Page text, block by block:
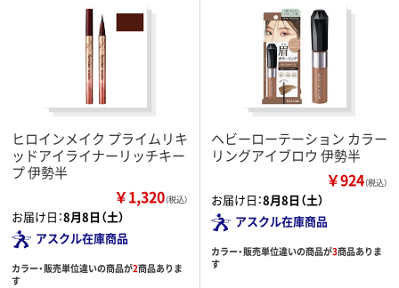
ヒロインメイク プライムリキ
ッドアイライナーリッチキー
プ 伊勢半
￥1,320（税込）
お届け日：8月8日（土）
アスクル在庫商品
カラー・販売単位違いの商品が2商品ありま
す
ヘビーローテーション カラー
リングアイブロウ 伊勢半
￥924（税込）
お届け日：8月8日（土）
アスクル在庫商品
カラー・販売単位違いの商品が3商品ありま
す